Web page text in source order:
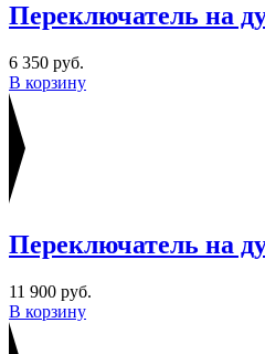
Переключатель на
6 350 руб.
В корзину
Переключатель на
11 900 руб.
В корзину